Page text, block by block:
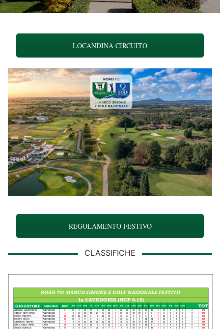
LOCANDINA CIRCUITO
REGOLAMENTO FESTIVO
CLASSIFICHE